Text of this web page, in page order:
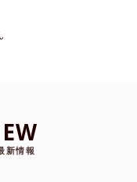
新情報